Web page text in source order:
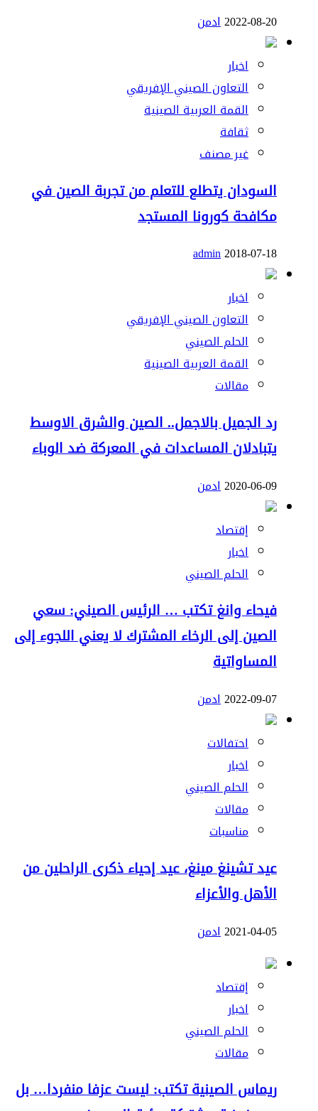
2022-08-20ادمن
اخبار
التعاون الصيني الإفريقي
القمة العربية الصينية
ثقافة
غير مصنف
السودان يتطلع للتعلم من تجربة الصين في
مكافحة كورونا المستجد
2018-07-18
admin
اخبار
التعاون الصيني الإفريقي
الحلم الصيني
القمة العربية الصينية
مقالات
رد الجميل بالاجمل.. الصين والشرق الاوسط
يتبادلان المساعدات في المعركة ضد الوباء
2020-06-09ادمن
إقتصاد
اخبار
الحلم الصيني
فيحاء وانغ تكتب … الرئيس الصيني: سعي
الصين إلى الرخاء المشترك لا يعني اللجوء إلى
المساواتية
2022-09-07ادمن
احتفالات
اخبار
الحلم الصيني
مقالات
مناسبات
عيد تشينغ مينغ، عيد إحياء ذكرى الراحلين من
الأهل والأعزاء
2021-04-05ادمن
إقتصاد
اخبار
الحلم الصيني
مقالات
ريماس الصينية تكتب: ليست عزفا منفردا… بل